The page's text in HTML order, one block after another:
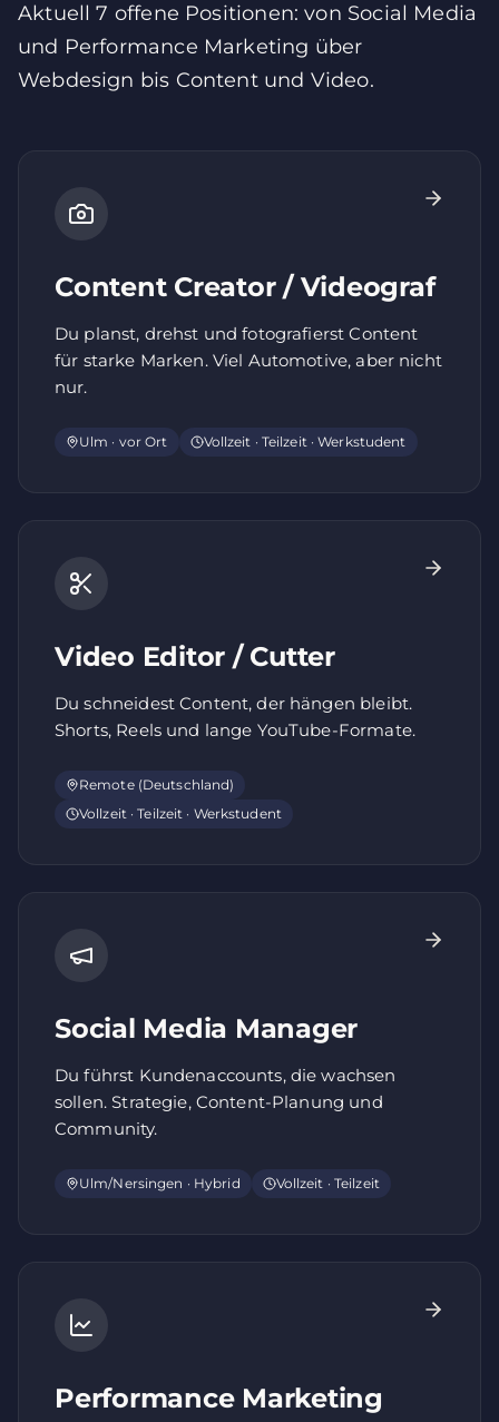
Aktuell7 offene Positionen: von Social Media
und Performance Marketing über
Webdesign bis Content und Video.
Content Creator / Videograf
Du planst, drehst und fotografierst Content
für starke Marken. Viel Automotive, aber nicht
nur.
Ulm · vor Ort Vollzeit · Teilzeit · Werkstudent
Video Editor / Cutter
Du schneidest Content, der hängen bleibt.
Shorts, Reels und lange YouTube-Formate.
Remote (Deutschland)
Vollzeit · Teilzeit · Werkstudent
Social Media Manager
Du führst Kundenaccounts, die wachsen
sollen. Strategie, Content-Planung und
Community.
Ulm/Nersingen · Hybrid Vollzeit · Teilzeit
Performance Marketing